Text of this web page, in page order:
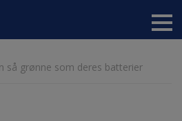
så grønne som deres batterier